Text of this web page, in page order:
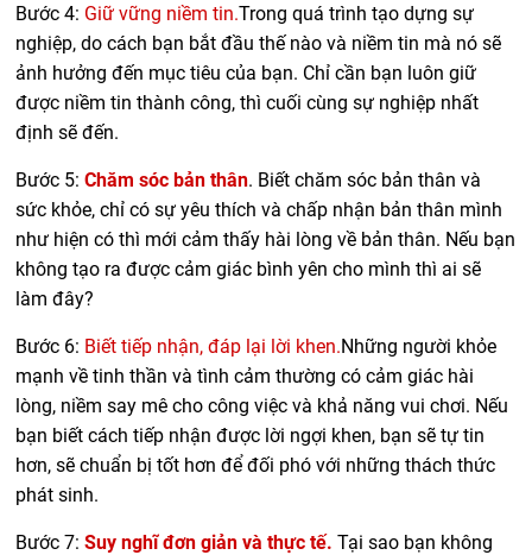
Bước 4: Giữ vững niềm tin.Trong quá trình tạo dựng sự
nghiệp, do cách bạn bắt đầu thế nào và niềm tin mà nó sẽ
ảnh hưởng đến mục tiêu của bạn. Chỉ cần bạn luôn giữ
được niềm tin thành công, thì cuối cùng sự nghiệp nhất
định sẽ đến.
Bước 5:Chăm sóc bản thân. Biết chăm sóc bản thân và
sức khỏe, chỉ có sự yêu thích và chấp nhận bản thân mình
như hiện có thì mới cảm thấy hài lòng về bản thân. Nếu bạn
không tạo ra được cảm giác bình yên cho mình thì ai sẽ
làm đây?
Bước 6: Biết tiếp nhận, đáp lại lời khen.Những người khỏe
mạnh về tinh thần và tình cảm thường có cảm giác hài
lòng, niềm say mê cho công việc và khả năng vui chơi. Nếu
bạn biết cách tiếp nhận được lời ngợi khen, bạn sẽ tự tin
hơn, sẽ chuẩn bị tốt hơn để đối phó với những thách thức
phát sinh.
Bước 7:Suy nghĩ đơn giản và thực tế. Tại sao bạn không